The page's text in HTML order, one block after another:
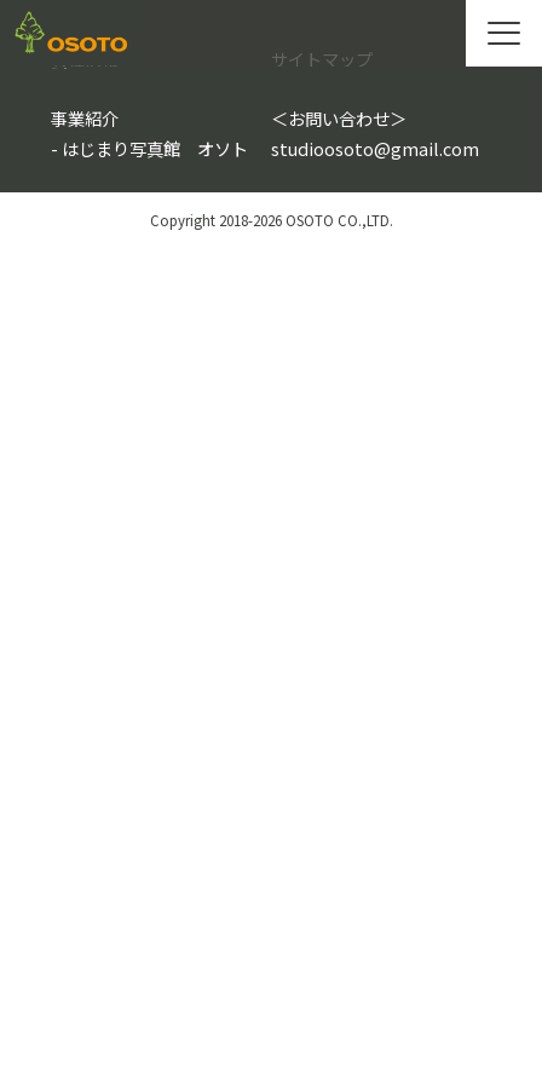
会社情報 サイトマップ
事業紹介
- はじまり写真館 オソト
＜お問い合わせ＞
studioosoto@gmail.com
Copyright 2018-2026 OSOTO CO.,LTD.